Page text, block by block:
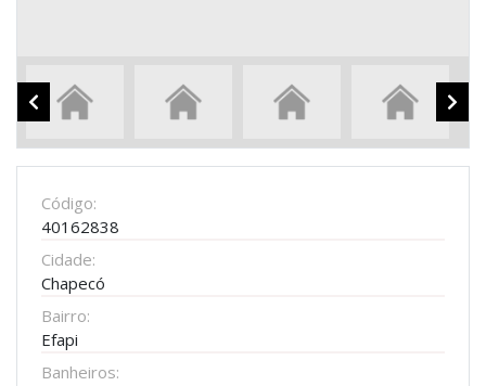
Código:
40162838
Cidade:
Chapecó
Bairro:
Efapi
Banheiros: